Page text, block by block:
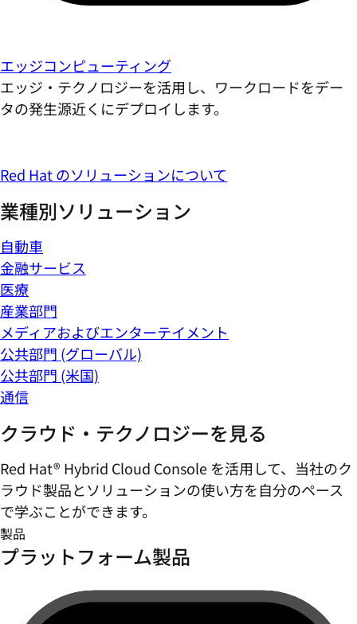
エッジコンピューティング
エッジ・テクノロジーを活用し、ワークロードをデー
タの発生源近くにデプロイします。
Red Hat のソリューションについて
業種別ソリューション
自動車
金融サービス
医療
産業部門
メディアおよびエンターテイメント
公共部門 (グローバル)
公共部門 (米国)
通信
クラウド・テクノロジーを見る
Red Hat® Hybrid Cloud Console を活用して、当社のク
ラウド製品とソリューションの使い方を自分のペース
で学ぶことができます。
製品
プラットフォーム製品